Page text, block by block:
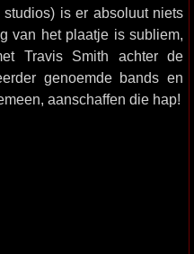
is er absoluut niets
van het plaatje is subliem,
Travis Smith achter de
genoemde bands en
aanschaffen die hap!